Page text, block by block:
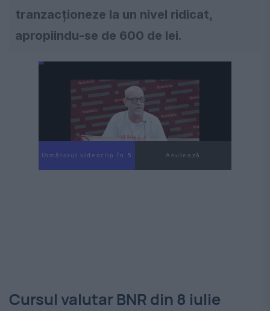
tranzacționeze la un nivel ridicat,
apropiindu-se de 600 de lei.
Următorul videoclip în 4 Anulează
Cursul valutar BNR din 8 iulie